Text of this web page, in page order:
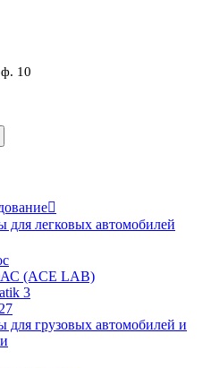
10

для легковых автомобилей
(ACE LAB)
3
для грузовых автомобилей и